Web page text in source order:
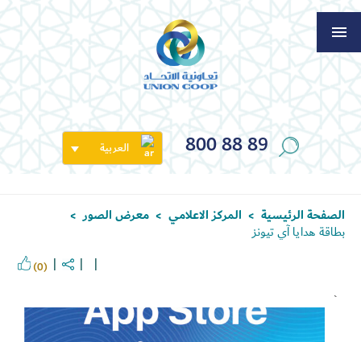
800 88 89 العربية
الصفحة الرئيسية > المركز الاعلامي > معرض الصور >
بطاقة هدايا آي تيونز
(0)
`